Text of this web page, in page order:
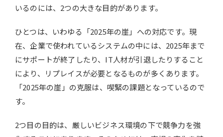
いるのには、2つの大きな目的があります。
ひとつは、いわゆる「2025年の崖」への対応です。現
在、企業で使われているシステムの中には、2025年まで
にサポートが終了したり、IT人材が引退したりすること
により、リプレイスが必要となるものが多くあります。
「2025年の崖」の克服は、喫緊の課題となっているので
す。
2つ目の目的は、厳しいビジネス環境の下で競争力を強